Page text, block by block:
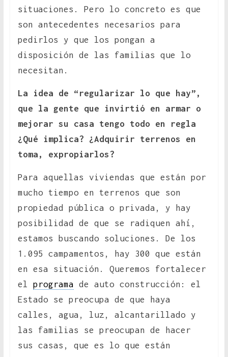
situaciones. Pero lo concreto es que
son antecedentes necesarios para
pedirlos y que los pongan a
disposición de las familias que lo
necesitan.
La idea de “regularizar lo que hay”,
que la gente que invirtió en armar o
mejorar su casa tengo todo en regla
¿Qué implica? ¿Adquirir terrenos en
toma, expropiarlos?
Para aquellas viviendas que están por
mucho tiempo en terrenos que son
propiedad pública o privada, y hay
posibilidad de que se radiquen ahí,
estamos buscando soluciones. De los
1.095 campamentos, hay 300 que están
en esa situación. Queremos fortalecer
el programa de auto construcción: el
Estado se preocupa de que haya
calles, agua, luz, alcantarillado y
las familias se preocupan de hacer
sus casas, que es lo que están